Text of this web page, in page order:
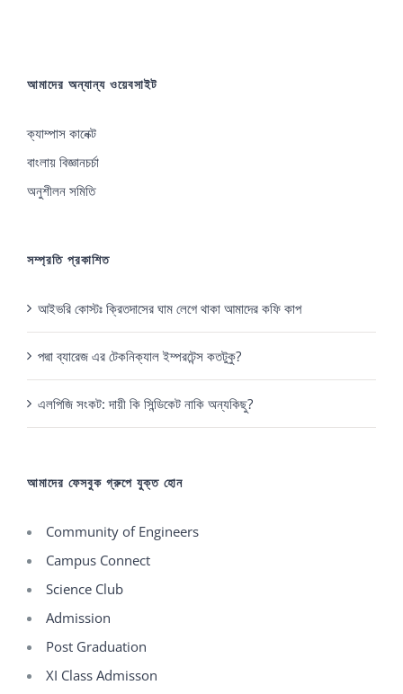
আমাদের অন্যান্য ওয়েবসাইট
ক্যাম্পাস কানেক্ট
বাংলায় বিজ্ঞানচর্চা
অনুশীলন সমিতি
সম্প্রতি প্রকাশিত
আইভরি কোস্টঃ ক্রিতদাসের ঘাম লেগে থাকা আমাদের কফি কাপ
পদ্মা ব্যারেজ এর টেকনিক্যাল ইম্পরটেন্স কতটুকু?
এলপিজি সংকট: দায়ী কি সিন্ডিকেট নাকি অন্যকিছু?
আমাদের ফেসবুক গ্রুপে যুক্ত হোন
Community of Engineers
Campus Connect
Science Club
Admission
Post Graduation
XI Class Admisson